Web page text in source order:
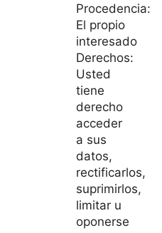
Procedencia:
El propio
interesado
Derechos:
Usted
tiene
derecho
acceder
a sus
datos,
rectificarlos,
suprimirlos,
limitar u
oponerse